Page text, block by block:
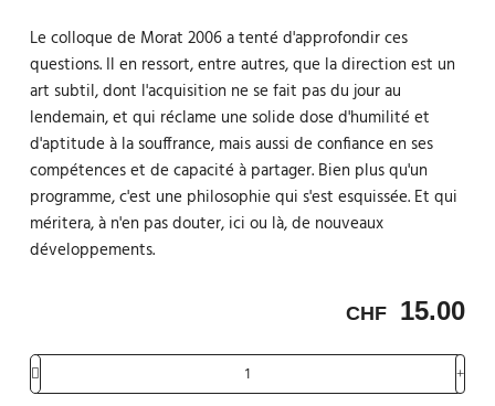
Le colloque de Morat 2006 a tenté d'approfondir ces
questions. Il en ressort, entre autres, que la direction est un
art subtil, dont l'acquisition ne se fait pas du jour au
lendemain, et qui réclame une solide dose d'humilité et
d'aptitude à la souffrance, mais aussi de confiance en ses
compétences et de capacité à partager. Bien plus qu'un
programme, c'est une philosophie qui s'est esquissée. Et qui
méritera, à n'en pas douter, ici ou là, de nouveaux
développements.
CHF 15.00